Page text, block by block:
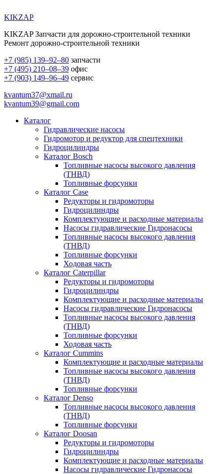
KIKZAP
KIKZAP Запчасти для дорожно-строительной техники
Ремонт дорожно-строительной техники
+7 (985) 139–92–80 запчасти
+7 (495) 210–08–39 офис
+7 (903) 149–96–49 сервис
kvantum37@xmail.ru
kvantum39@gmail.com
Каталог
Гидравлические насосы
Гидромотор и редуктор для спецтехники
Гидроцилиндры
Каталог Bosch
Топливные насосы высокого давления
(ТНВД)
Топливные форсунки
Каталог Case
Редукторы и гидромоторы
Гидроцилиндры
Комплектующие и расходные материалы
Насосы гидравлические Гидронасосы
Топливные насосы высокого давления
(ТНВД)
Топливные форсунки
Ходовая часть
Каталог Caterpillar
Редукторы и гидромоторы
Гидроцилиндры
Комплектующие и расходные материалы
Насосы гидравлические Гидронасосы
Топливные насосы высокого давления
(ТНВД)
Топливные форсунки
Ходовая часть
Каталог Cummins
Комплектующие и расходные материалы
Топливные насосы высокого давления
(ТНВД)
Топливные форсунки
Каталог Denso
Топливные насосы высокого давления
(ТНВД)
Топливные форсунки
Каталог Doosan
Редукторы и гидромоторы
Гидроцилиндры
Комплектующие и расходные материалы
Насосы гидравлические Гидронасосы